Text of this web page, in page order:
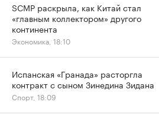
SCMP раскрыла, как Китай стал
«главным коллектором» другого
континента
Экономика, 18:10
Испанская «Гранада» расторгла
контракт с сыном Зинедина Зидана
Спорт, 18:09